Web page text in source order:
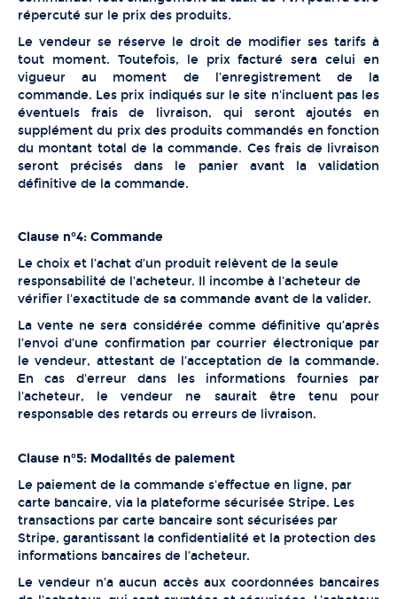
répercuté sur le prix des produits.
Le vendeur se réserve le droit de modifier ses tarifs à
tout moment. Toutefois, le prix facturé sera celui en
vigueur au moment de l’enregistrement de la
commande. Les prix indiqués sur le site n'incluent pas les
éventuels frais de livraison, qui seront ajoutés en
supplément du prix des produits commandés en fonction
du montant total de la commande. Ces frais de livraison
seront précisés dans le panier avant la validation
définitive de la commande.
Clause n°4: Commande
Le choix et l’achat d’un produit relèvent de la seule
responsabilité de l’acheteur. Il incombe à l'acheteur de
vérifier l'exactitude de sa commande avant de la valider.
La vente ne sera considérée comme définitive qu’après
l’envoi d’une confirmation par courrier électronique par
le vendeur, attestant de l’acceptation de la commande.
En cas d'erreur dans les informations fournies par
l'acheteur, le vendeur ne saurait être tenu pour
responsable des retards ou erreurs de livraison.
Clause n°5: Modalités de paiement
Le paiement de la commande s'effectue en ligne, par
carte bancaire, via la plateforme sécurisée Stripe. Les
transactions par carte bancaire sont sécurisées par
Stripe, garantissant la confidentialité et la protection des
informations bancaires de l’acheteur.
Le vendeur n’a aucun accès aux coordonnées bancaires